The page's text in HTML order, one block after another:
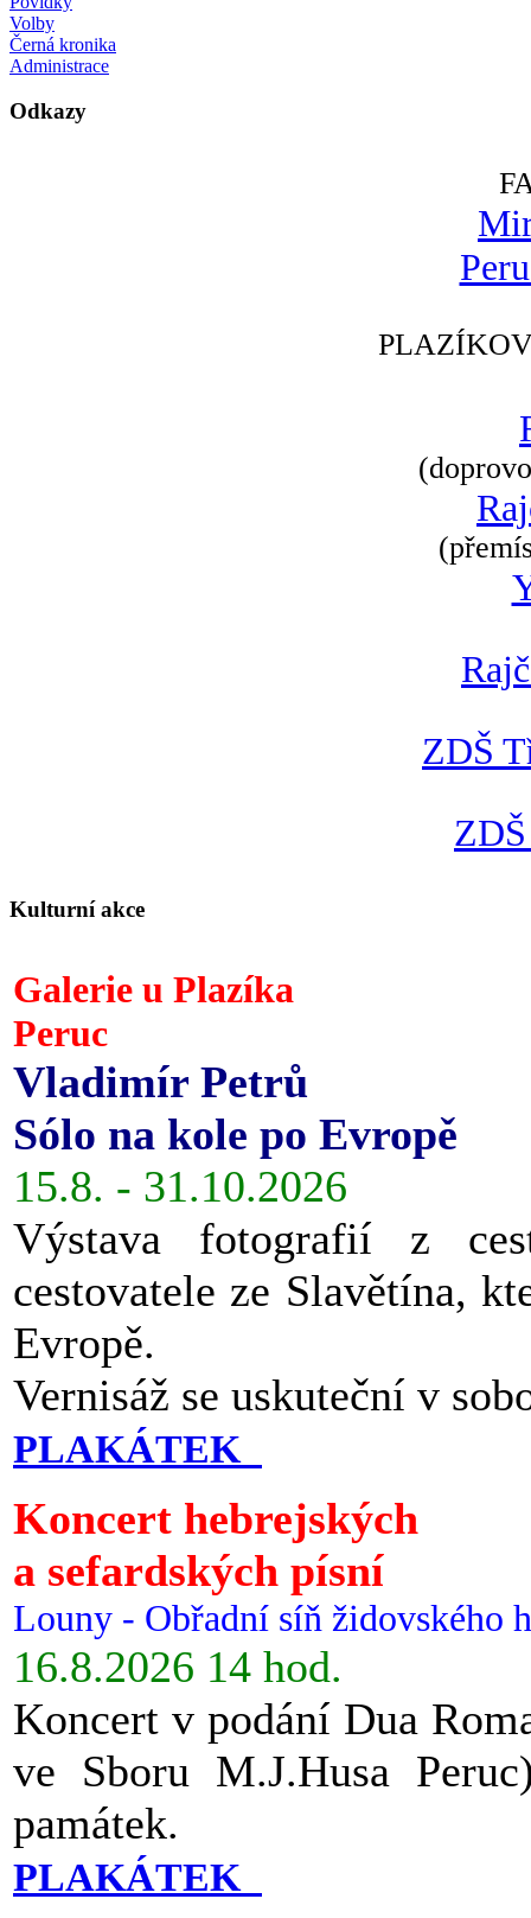
Volby
Černá kronika
Administrace
Odkazy
ZDŠ
Kulturní akce
Galerie u Plazíka
Peruc
Vladimír Petrů
Sólo na kole po Evropě
15.8. - 31.10.2026
Výstava fotografií z
cestovatele ze Slavětína,
Evropě.
Vernisáž se uskuteční v
PLAKÁTEK
Koncert hebrejských
a sefardských písní
Louny - Obřadní síň židovského
16.8.2026 14 hod.
Koncert v podání Dua
ve Sboru M.J.Husa
památek.
PLAKÁTEK